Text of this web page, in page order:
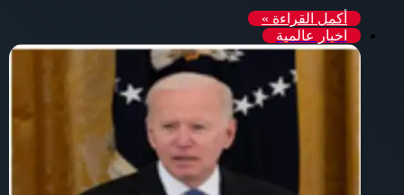
أكمل القراءة »
اخبار عالمية